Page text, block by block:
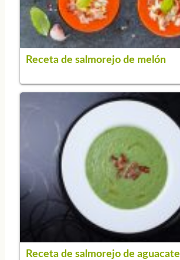
Receta de salmorejo de melón
Receta de salmorejo de aguacate